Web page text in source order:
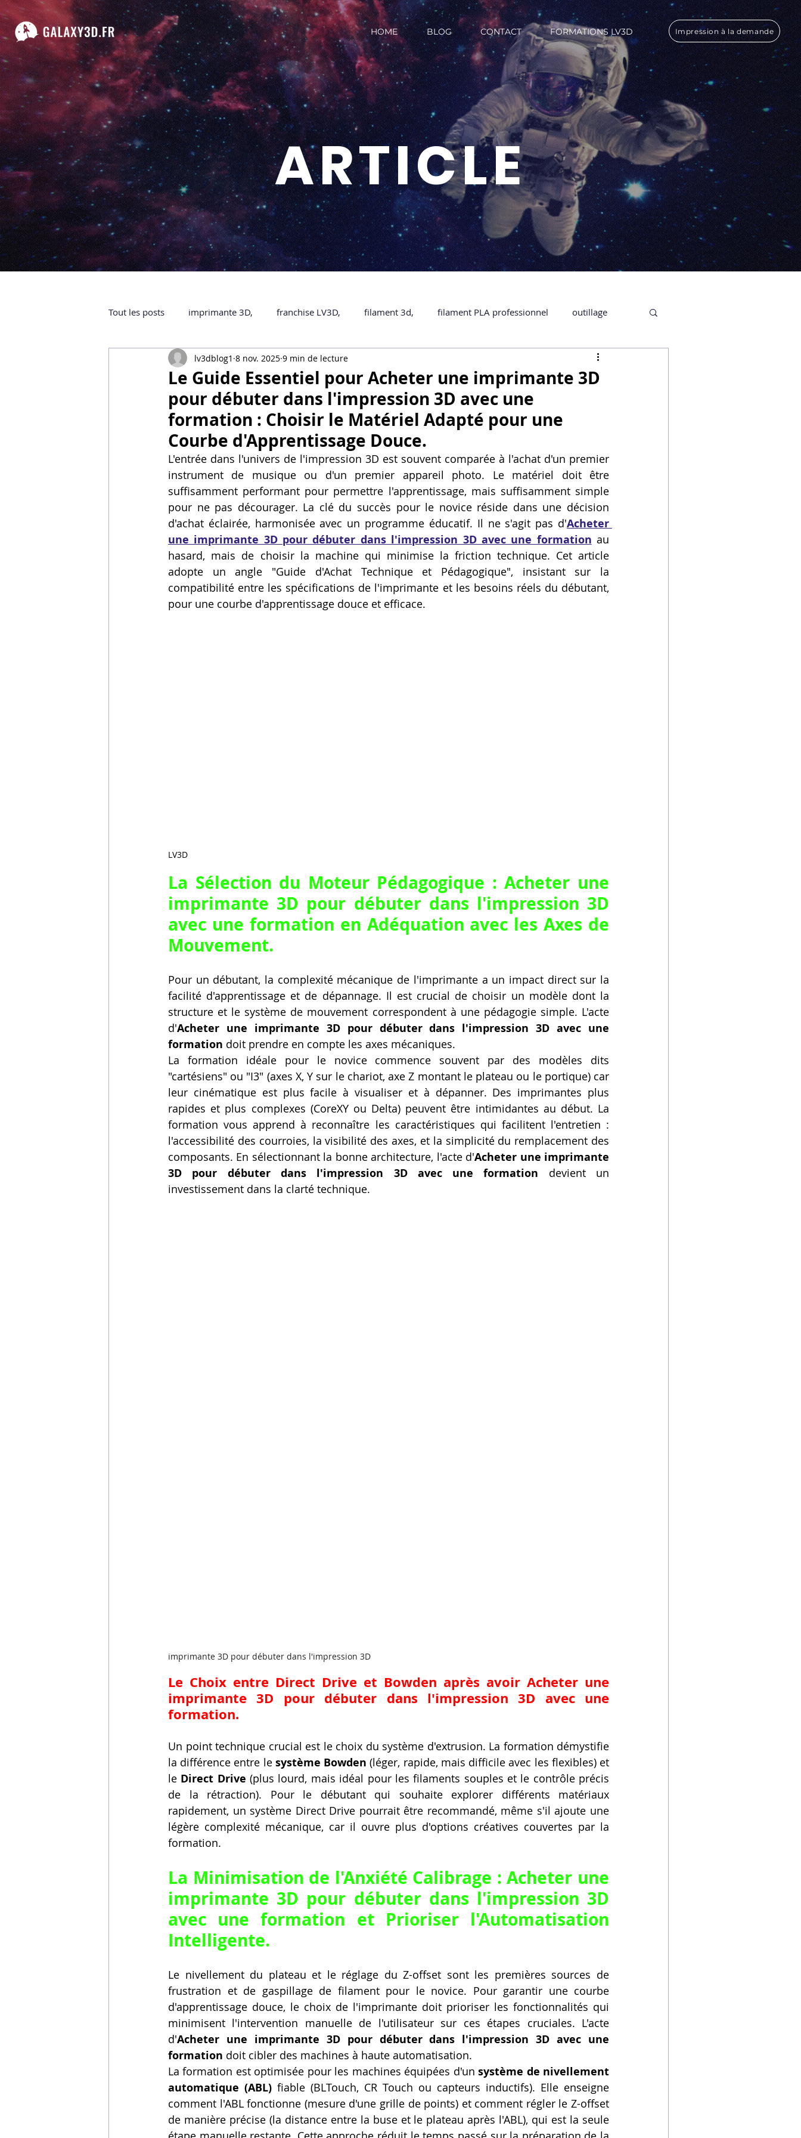
HOME BLOG CONTACT FORMATIONS LV3D Impression à la demande
ARTICLE
Tout les posts imprimante 3D, franchise LV3D, filament 3d, filament PLA professionnel outillage
impression 3D à la demande Accessoires imprimante 3D professionelle
ARTILLERY 3D Formation impression 3D SCANNER 3D impression 3D
certifiée QUALIOPI Refaire une piece en 3D Formation 3D en ligne. Formation 3D CPF CREALITY,
Creality Hi combo Artillery M1 Pro Filament PLA Service administratif en ligne Secrétaire en Ligne
Vidéos sur l'impression 3D, Artillery M1 pro Creality HI combo Filament PETG
Formation impresssion 3D formation CPF
Le Guide Essentiel pour Acheter une imprimante 3D
pour débuter dans l'impression 3D avec une
formation : Choisir le Matériel Adapté pour une
Courbe d'Apprentissage Douce.
lv3dblog1 8 nov. 2025 9 min de lecture
L'entrée dans l'univers de l'impression 3D est souvent comparée à l'achat d'un premier
instrument de musique ou d'un premier appareil photo. Le matériel doit être
suffisamment performant pour permettre l'apprentissage, mais suffisamment simple
pour ne pas décourager. La clé du succès pour le novice réside dans une décision
d'achat éclairée, harmonisée avec un programme éducatif. Il ne s'agit pas d'Acheter
une imprimante 3D pour débuter dans l'impression 3D avec une formation au
hasard, mais de choisir la machine qui minimise la friction technique. Cet article
adopte un angle "Guide d'Achat Technique et Pédagogique", insistant sur la
compatibilité entre les spécifications de l'imprimante et les besoins réels du débutant,
pour une courbe d'apprentissage douce et efficace.
LV3D
La Sélection du Moteur Pédagogique : Acheter une
imprimante 3D pour débuter dans l'impression 3D
avec une formation en Adéquation avec les Axes de
Mouvement.
Pour un débutant, la complexité mécanique de l'imprimante a un impact direct sur la
facilité d'apprentissage et de dépannage. Il est crucial de choisir un modèle dont la
structure et le système de mouvement correspondent à une pédagogie simple. L'acte
d'Acheter une imprimante 3D pour débuter dans l'impression 3D avec une
formation doit prendre en compte les axes mécaniques.
La formation idéale pour le novice commence souvent par des modèles dits
"cartésiens" ou "I3" (axes X, Y sur le chariot, axe Z montant le plateau ou le portique) car
leur cinématique est plus facile à visualiser et à dépanner. Des imprimantes plus
rapides et plus complexes (CoreXY ou Delta) peuvent être intimidantes au début. La
formation vous apprend à reconnaître les caractéristiques qui facilitent l'entretien :
l'accessibilité des courroies, la visibilité des axes, et la simplicité du remplacement des
composants. En sélectionnant la bonne architecture, l'acte d'Acheter une imprimante
3D pour débuter dans l'impression 3D avec une formation devient un
investissement dans la clarté technique.
imprimante 3D pour débuter dans l'impression 3D
Le Choix entre Direct Drive et Bowden après avoir Acheter une
imprimante 3D pour débuter dans l'impression 3D avec une
formation.
Un point technique crucial est le choix du système d'extrusion. La formation démystifie
la différence entre le système Bowden (léger, rapide, mais difficile avec les flexibles) et
le Direct Drive (plus lourd, mais idéal pour les filaments souples et le contrôle précis
de la rétraction). Pour le débutant qui souhaite explorer différents matériaux
rapidement, un système Direct Drive pourrait être recommandé, même s'il ajoute une
légère complexité mécanique, car il ouvre plus d'options créatives couvertes par la
formation.
La Minimisation de l'Anxiété Calibrage : Acheter une
imprimante 3D pour débuter dans l'impression 3D
avec une formation et Prioriser l'Automatisation
Intelligente.
Le nivellement du plateau et le réglage du Z-offset sont les premières sources de
frustration et de gaspillage de filament pour le novice. Pour garantir une courbe
d'apprentissage douce, le choix de l'imprimante doit prioriser les fonctionnalités qui
minimisent l'intervention manuelle de l'utilisateur sur ces étapes cruciales. L'acte
d'Acheter une imprimante 3D pour débuter dans l'impression 3D avec une
formation doit cibler des machines à haute automatisation.
La formation est optimisée pour les machines équipées d'un système de nivellement
automatique (ABL) fiable (BLTouch, CR Touch ou capteurs inductifs). Elle enseigne
comment l'ABL fonctionne (mesure d'une grille de points) et comment régler le Z-offset
de manière précise (la distance entre la buse et le plateau après l'ABL), qui est la seule